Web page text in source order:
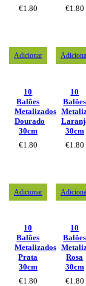
€1.80
€1.80
Adicionar
10
Balões
Metalizados
Dourado
30cm
€1.80
10
Balões
30cm
€1.80
Adicionar
10
Balões
Metalizados
Prata
30cm
€1.80
10
Balões
Rosa
30cm
€1.80